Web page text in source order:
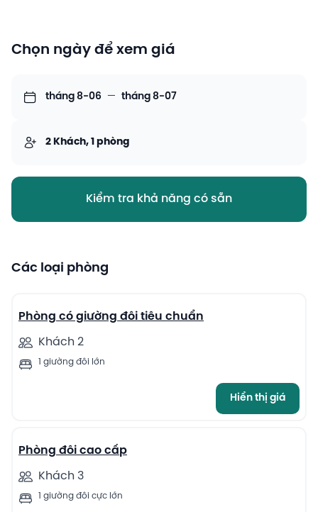
Chọn ngày để xem giá
tháng 8-06 — tháng 8-07
2 Khách, 1 phòng
Kiểm tra khả năng có sẵn
Các loại phòng
Phòng có giường đôi tiêu chuẩn
Khách 2
1 giường đôi lớn
Hiển thị giá
13
Phòng đôi cao cấp
Khách 3
1 giường đôi cực lớn